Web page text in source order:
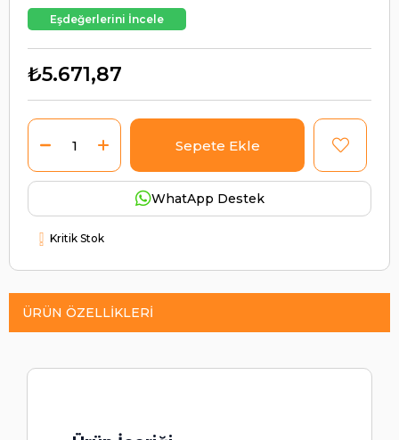
Eşdeğerlerini İncele
₺5.671,87
WhatApp Destek
Kritik Stok
ÜRÜN ÖZELLIKLERI